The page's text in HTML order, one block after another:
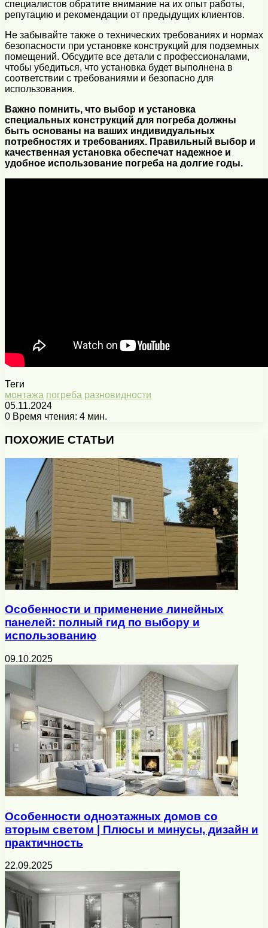
специалистов обратите внимание на их опыт работы,
репутацию и рекомендации от предыдущих клиентов.
Не забывайте также о технических требованиях и нормах
безопасности при установке конструкций для подземных
помещений. Обсудите все детали с профессионалами,
чтобы убедиться, что установка будет выполнена в
соответствии с требованиями и безопасно для
использования.
Важно помнить, что выбор и установка
специальных конструкций для погреба должны
быть основаны на ваших индивидуальных
потребностях и требованиях. Правильный выбор и
качественная установка обеспечат надежное и
удобное использование погреба на долгие годы.
Теги
монтажа погреба разновидности
05.11.2024
0 Время чтения: 4 мин.
ПОХОЖИЕ СТАТЬИ
Особенности и применение линейных
панелей: полный гид по выбору и
использованию
09.10.2025
Особенности одноэтажных домов со
вторым светом | Плюсы и минусы, дизайн и
практичность
22.09.2025